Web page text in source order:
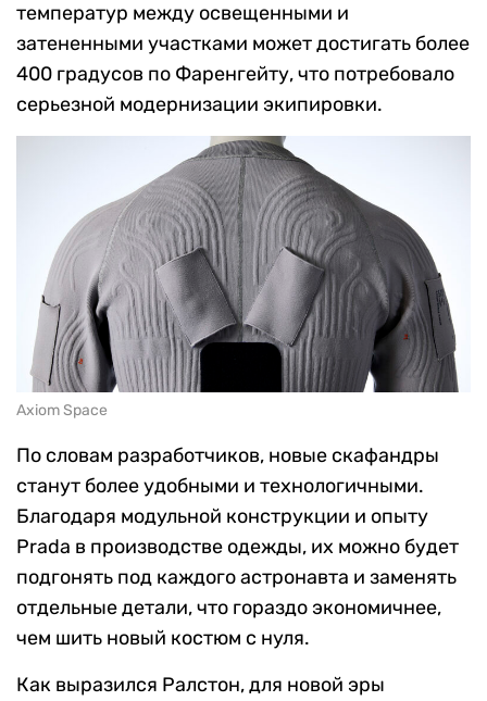
температур между освещенными и
затененными участками может достигать более
400 градусов по Фаренгейту, что потребовало
серьезной модернизации экипировки.
Axiom Space
По словам разработчиков, новые скафандры
станут более удобными и технологичными.
Благодаря модульной конструкции и опыту
Prada в производстве одежды, их можно будет
подгонять под каждого астронавта и заменять
отдельные детали, что гораздо экономичнее,
чем шить новый костюм с нуля.
Как выразился Ралстон, для новой эры